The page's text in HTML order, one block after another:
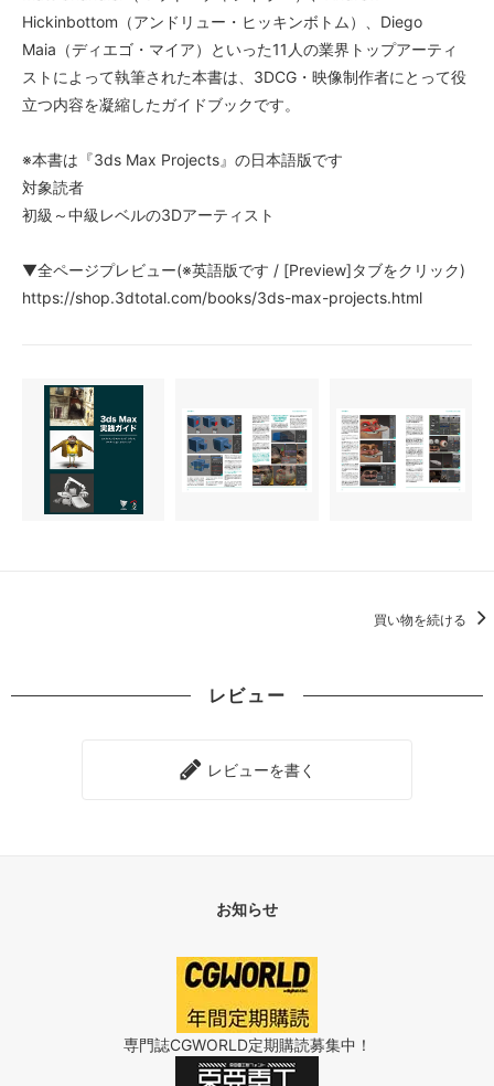
Hickinbottom（アンドリュー・ヒッキンボトム）、Diego
Maia（ディエゴ・マイア）といった11人の業界トップアーティ
ストによって執筆された本書は、3DCG・映像制作者にとって役
立つ内容を凝縮したガイドブックです。
※本書は『3ds Max Projects』の日本語版です
対象読者
初級～中級レベルの3Dアーティスト
▼全ページプレビュー(※英語版です / [Preview]タブをクリック)
https://shop.3dtotal.com/books/3ds-max-projects.html
買い物を続ける
レビュー
レビューを書く
お知らせ
専門誌CGWORLD定期購読募集中！